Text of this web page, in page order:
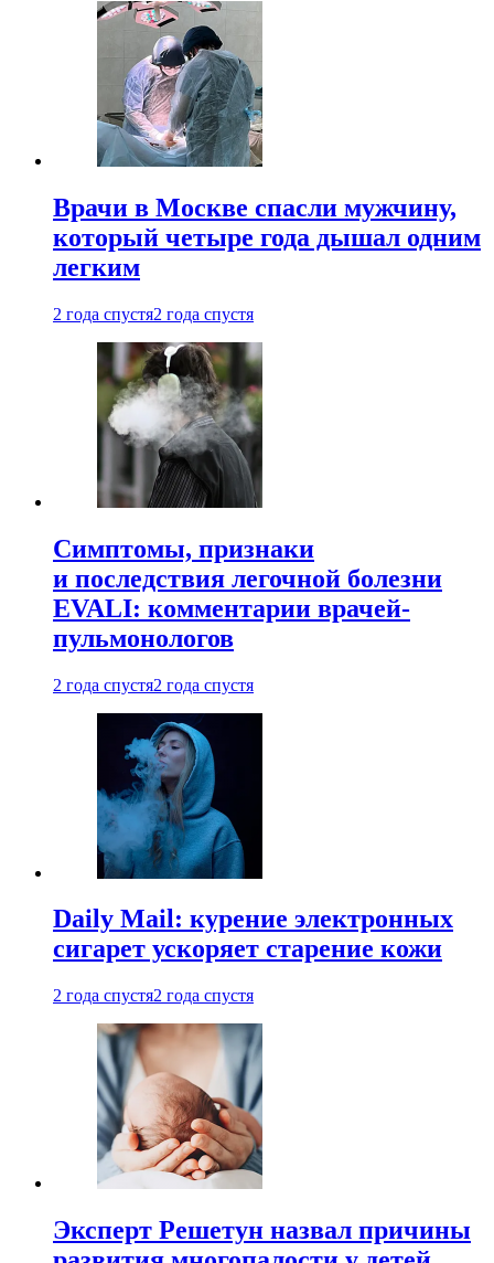
Врачи в Москве спасли мужчину,
который четыре года дышал одним
легким
2 года спустя2 года спустя
Симптомы, признаки
и последствия легочной болезни
EVALI: комментарии врачей-
пульмонологов
2 года спустя2 года спустя
Daily Mail: курение электронных
сигарет ускоряет старение кожи
2 года спустя2 года спустя
Эксперт Решетун назвал причины